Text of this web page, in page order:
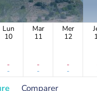
Lun
10
-
-
Mar
11
-
-
Mer
12
-
-
Comparer